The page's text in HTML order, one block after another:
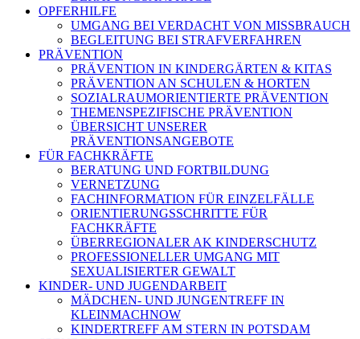
OPFERHILFE
UMGANG BEI VERDACHT VON MISSBRAUCH
BEGLEITUNG BEI STRAFVERFAHREN
PRÄVENTION
PRÄVENTION IN KINDERGÄRTEN & KITAS
PRÄVENTION AN SCHULEN & HORTEN
SOZIALRAUMORIENTIERTE PRÄVENTION
THEMENSPEZIFISCHE PRÄVENTION
ÜBERSICHT UNSERER
PRÄVENTIONSANGEBOTE
FÜR FACHKRÄFTE
BERATUNG UND FORTBILDUNG
VERNETZUNG
FACHINFORMATION FÜR EINZELFÄLLE
ORIENTIERUNGSSCHRITTE FÜR
FACHKRÄFTE
ÜBERREGIONALER AK KINDERSCHUTZ
PROFESSIONELLER UMGANG MIT
SEXUALISIERTER GEWALT
KINDER- UND JUGENDARBEIT
MÄDCHEN- UND JUNGENTREFF IN
KLEINMACHNOW
KINDERTREFF AM STERN IN POTSDAM